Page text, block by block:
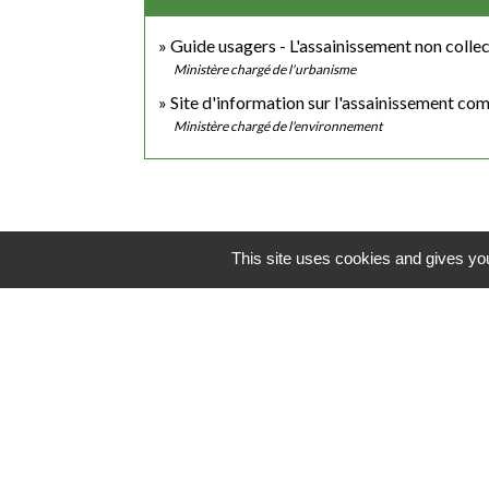
Guide usagers - L'assainissement non
Ministère chargé de l'urbanisme
Site d'information sur l'assainissement
Ministère chargé de l'environnement
This site uses cookies and gives